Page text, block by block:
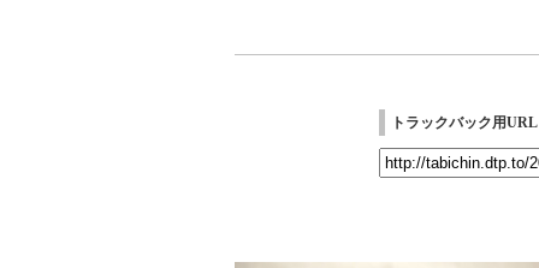
トラックバック用URL